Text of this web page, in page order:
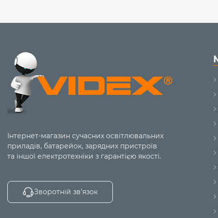
Інтернет-магазин сучасних освітлювальних
приладів, батарейок, зарядних пристроїв
та іншої електротехніки з гарантією якості.
Зворотній зв’язок